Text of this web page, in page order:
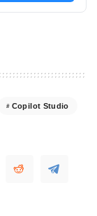
Copilot Studio